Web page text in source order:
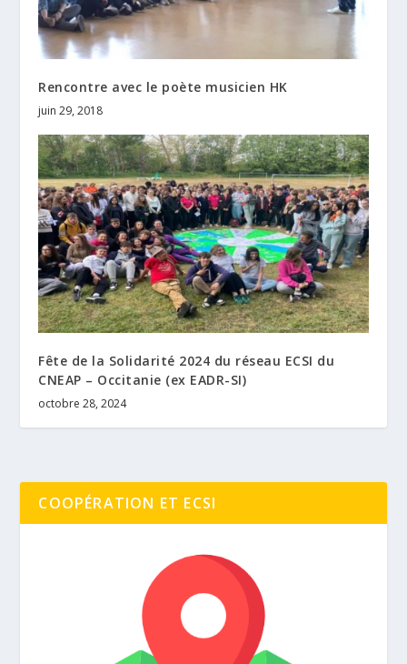
Rencontre avec le poète musicien HK
juin 29, 2018
Fête de la Solidarité 2024 du réseau ECSI du
CNEAP – Occitanie (ex EADR-SI)
octobre 28, 2024
COOPÉRATION ET ECSI